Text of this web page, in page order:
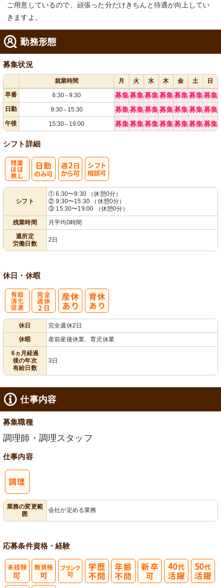
ご用意しているので、頑張った分だけきちんと待遇が向上してい
きますよ。
勤務形態
募集状況
就業時間 月 火 水 木 金 土
日
早番
6:30～9:30 募集募集募集募集募集募集募集
日勤 9:30～ 15:30 募集募集募集募集募集募集募集
午後 15:30～ 19:00 募集募集募集募集募集募集募集
シフト詳細
シフト
① 6:30〜9:30 （休憩0分）
② 9:30〜15:30 （休憩0分）
③ 15:30〜19:00 （休憩0分）
残業時間
月平均0時間
週所定
労働日数
2日
休日・休暇
休日
完全週休2日
休暇
産前産後休業、育児休業
6ヵ月経過
後の年次
有給日数
3日
仕事内容
募集職種
調理師・調理スタッフ
仕事内容
業務の変更範
囲
会社が定める業務
応募条件資格・経験